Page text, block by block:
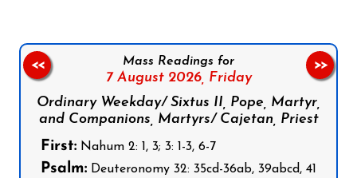
Mass Readings for
7 August 2026, Friday
Ordinary Weekday/ Sixtus II, Pope, Martyr,
and Companions, Martyrs/ Cajetan, Priest
First: Nahum 2: 1, 3; 3: 1-3, 6-7
Psalm: Deuteronomy 32: 35cd-36ab, 39abcd, 41
<< >>